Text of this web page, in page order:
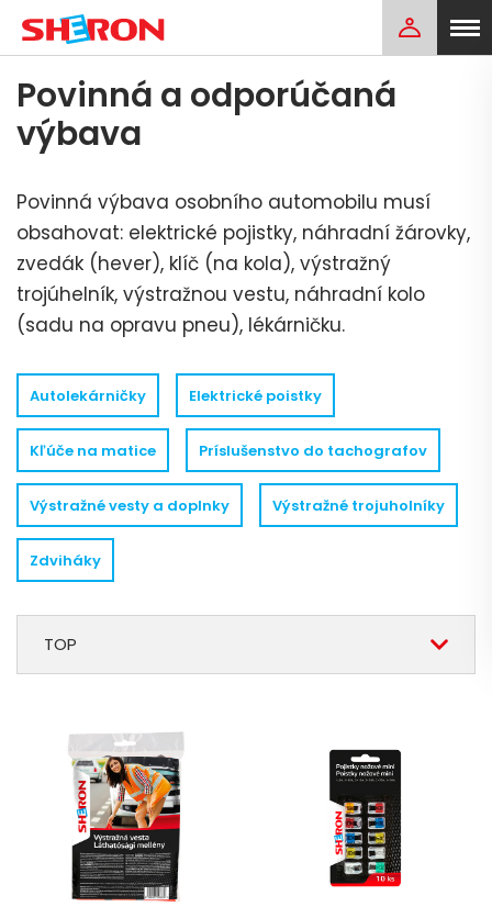
Povinná a odporúčaná
výbava
TOP
Povinná výbava osobního automobilu musí
obsahovat: elektrické pojistky, náhradní žárovky,
zvedák (hever), klíč (na kola), výstražný
trojúhelník, výstražnou vestu, náhradní kolo
(sadu na opravu pneu), lékárničku.
Autolekárničky Elektrické poistky
Kľúče na matice Príslušenstvo do tachografov
Výstražné vesty a doplnky Výstražné trojuholníky
Zdviháky